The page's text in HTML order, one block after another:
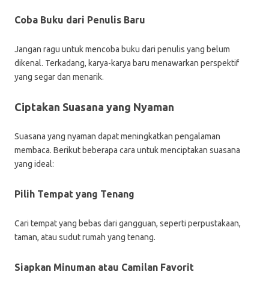
Coba Buku dari Penulis Baru
Jangan ragu untuk mencoba buku dari penulis yang belum
dikenal. Terkadang, karya-karya baru menawarkan perspektif
yang segar dan menarik.
Ciptakan Suasana yang Nyaman
Suasana yang nyaman dapat meningkatkan pengalaman
membaca. Berikut beberapa cara untuk menciptakan suasana
yang ideal:
Pilih Tempat yang Tenang
Cari tempat yang bebas dari gangguan, seperti perpustakaan,
taman, atau sudut rumah yang tenang.
Siapkan Minuman atau Camilan Favorit